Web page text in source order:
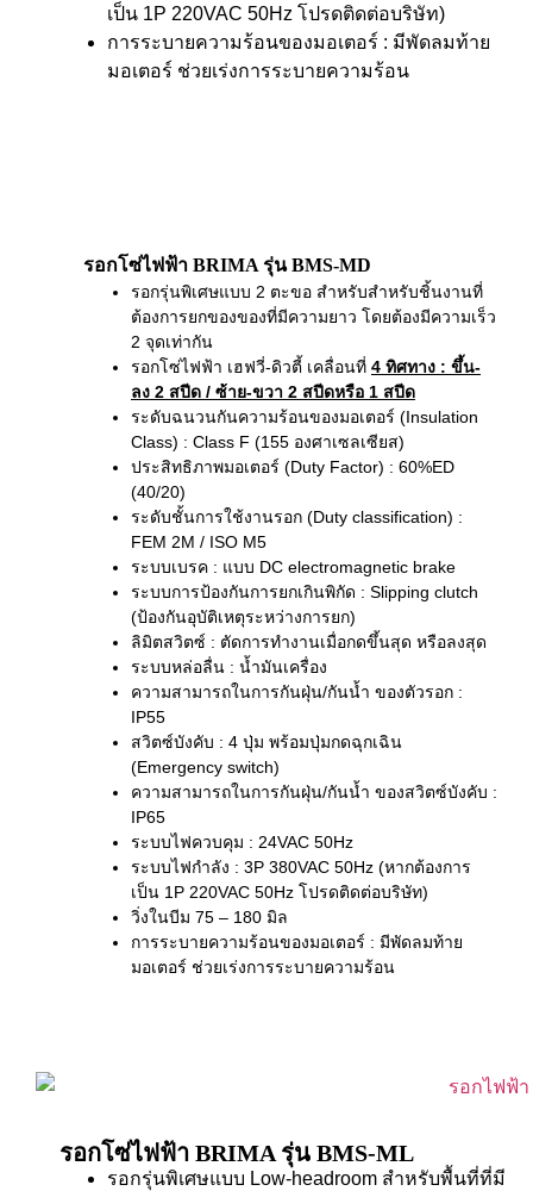
เป็น 1P 220VAC 50Hz โปรดติดต่อบริษัท)
การระบายความร้อนของมอเตอร์ : มีพัดลมท้าย
มอเตอร์ ช่วยเร่งการระบายความร้อน
รอกโซ่ไฟฟ้า BRIMA รุ่น BMS-MD
รอกรุ่นพิเศษแบบ 2 ตะขอ สำหรับสำหรับชิ้นงานที่
ต้องการยกของของที่มีความยาว โดยต้องมีความเร็ว
2 จุดเท่ากัน
รอกโซ่ไฟฟ้า เฮฟวี่-ดิวตี้ เคลื่อนที่ 4 ทิศทาง : ขึ้น-
ลง 2 สปีด / ซ้าย-ขวา 2 สปีดหรือ 1 สปีด
ระดับฉนวนกันความร้อนของมอเตอร์ (Insulation
Class) : Class F (155 องศาเซลเซียส)
ประสิทธิภาพมอเตอร์ (Duty Factor) : 60%ED
(40/20)
ระดับชั้นการใช้งานรอก (Duty classification) :
FEM 2M / ISO M5
ระบบเบรค : แบบ DC electromagnetic brake
ระบบการป้องกันการยกเกินพิกัด : Slipping clutch
(ป้องกันอุบัติเหตุระหว่างการยก)
ลิมิตสวิตซ์ : ตัดการทำงานเมื่อกดขึ้นสุด หรือลงสุด
ระบบหล่อลื่น : น้ำมันเครื่อง
ความสามารถในการกันฝุ่น/กันน้ำ ของตัวรอก :
IP55
สวิตซ์บังคับ : 4 ปุ่ม พร้อมปุ่มกดฉุกเฉิน
(Emergency switch)
ความสามารถในการกันฝุ่น/กันน้ำ ของสวิตซ์บังคับ :
IP65
ระบบไฟควบคุม : 24VAC 50Hz
ระบบไฟกำลัง : 3P 380VAC 50Hz (หากต้องการ
เป็น 1P 220VAC 50Hz โปรดติดต่อบริษัท)
วิ่งในบีม 75 – 180 มิล
การระบายความร้อนของมอเตอร์ : มีพัดลมท้าย
มอเตอร์ ช่วยเร่งการระบายความร้อน
รอกโซ่ไฟฟ้า BRIMA รุ่น BMS-ML
รอกรุ่นพิเศษแบบ Low-headroom สำหรับพื้นที่ที่มี